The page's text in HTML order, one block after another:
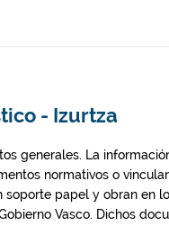
- Izurtza
generales. La
normativos o
soporte papel y obran en
Vasco. Dichos